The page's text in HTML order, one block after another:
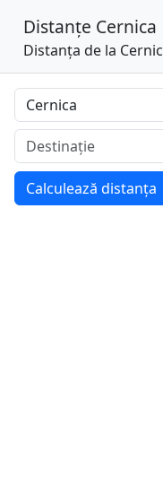
Distanțe Cernica
Distanța de la
Calculează distanța